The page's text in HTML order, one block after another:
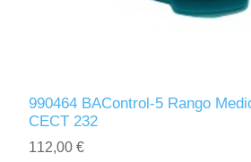
990464 BAControl-5 Rango
CECT 232
112,00 €